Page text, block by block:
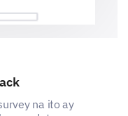
na ito ay